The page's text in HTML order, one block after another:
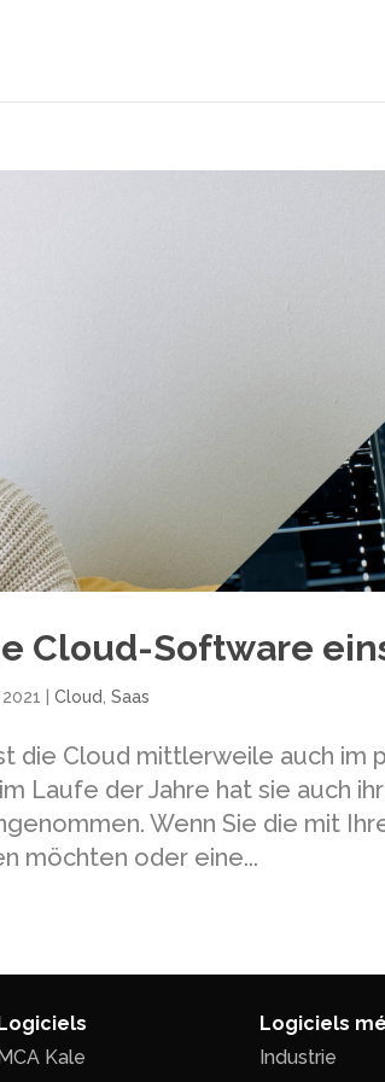
Cloud-Software
2021 |Cloud ,Saas
die Cloud mittlerweile auch im
Laufe der Jahre hat sie auch
Wenn Sie die mit
möchten oder eine...
Kale
Logiciels
Industrie